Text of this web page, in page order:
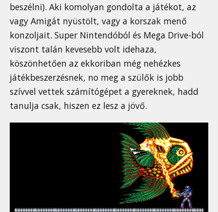
beszélni). Aki komolyan gondolta a játékot, az
vagy Amigát nyüstölt, vagy a korszak menő
konzoljait. Super Nintendóból és Mega Drive-ból
viszont talán kevesebb volt idehaza,
köszönhetően az ekkoriban még nehézkes
játékbeszerzésnek, no meg a szülők is jobb
szívvel vettek számítógépet a gyereknek, hadd
tanulja csak, hiszen ez lesz a jövő.